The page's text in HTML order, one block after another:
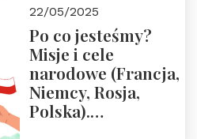
22/05/2025
Po co jesteśmy?
Misje i cele
narodowe (Francja,
Niemcy, Rosja,
Polska).